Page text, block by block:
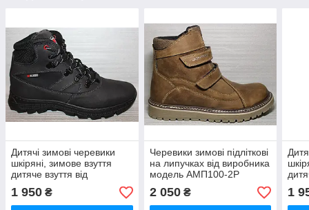
Дитячі зимові черевики
шкіряні, зимове взуття
дитяче взуття від
виробника модель ВОЛ23-
103П
1 950 ₴
Черевики зимові підліткові
на липучках від виробника
модель АМП100-2Р
2 050₴ 1